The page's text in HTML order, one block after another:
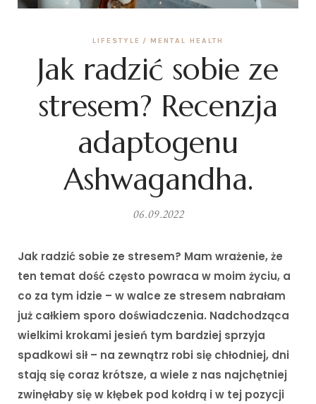
LIFESTYLE MENTAL HEALTH
Jak radzić sobie ze
stresem? Recenzja
adaptogenu
Ashwagandha.
06.09.2022
Jak radzić sobie ze stresem? Mam wrażenie, że
ten temat dość często powraca w moim życiu, a
co za tym idzie – w walce ze stresem nabrałam
już całkiem sporo doświadczenia. Nadchodząca
wielkimi krokami jesień tym bardziej sprzyja
spadkowi sił – na zewnątrz robi się chłodniej, dni
stają się coraz krótsze, a wiele z nas najchętniej
zwinęłaby się w kłębek pod kołdrą i w tej pozycji